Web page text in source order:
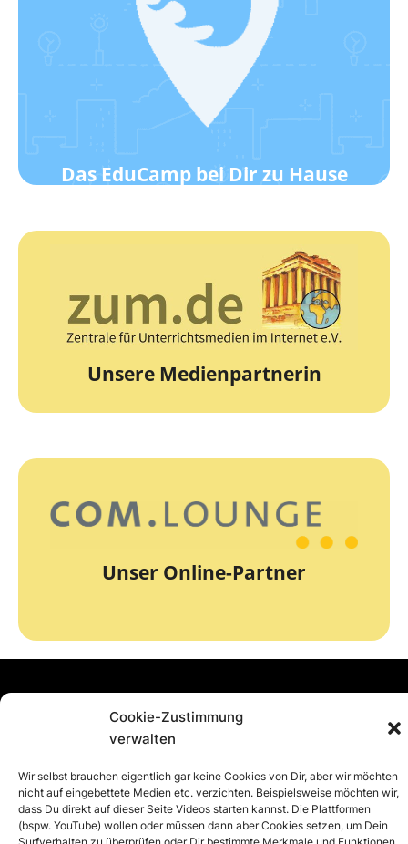
Cookie-Zustimmung
verwalten
Wir selbst brauchen eigentlich gar keine Cookies von Dir, aber wir möchten
nicht auf eingebettete Medien etc. verzichten. Beispielsweise möchten wir,
dass Du direkt auf dieser Seite Videos starten kannst. Die Plattformen
(bspw. YouTube) wollen oder müssen dann aber Cookies setzen, um Dein
Das EduCamp bei Dir zu Hause
Werde ein EduCamp-Standort!
Wie das geht?
Klick hier!
Unsere Medienpartnerin
zum.de
Die Zentrale für Unterrichtsmedien
zur Webseite
Unser Online-Partner
COM.lounge
zur Webseite